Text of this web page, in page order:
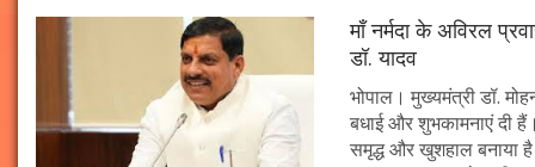
माँ नर्मदा के अविरल
डॉ. यादव
भोपाल। मुख्यमंत्री डॉ.
बधाई और शुभकामनाएं दी
समृद्ध और खुशहाल बनाया